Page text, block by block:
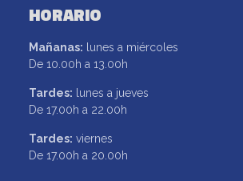
HORARIO
Mañanas: lunes a miércoles
De 10.00h a 13.00h
Tardes: lunes a jueves
De 17.00h a 22.00h
Tardes: viernes
De 17.00h a 20.00h